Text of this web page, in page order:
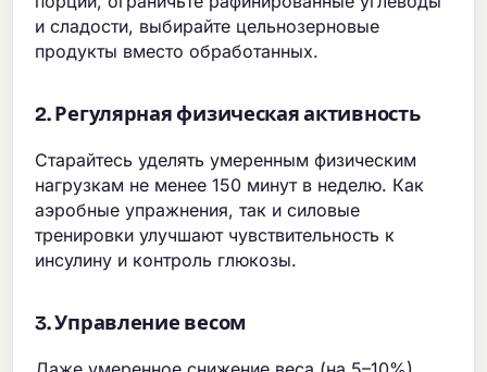
и сладости, выбирайте цельнозерновые
продукты вместо обработанных.
2. Регулярная физическая активность
Старайтесь уделять умеренным физическим
нагрузкам не менее 150 минут в неделю. Как
аэробные упражнения, так и силовые
тренировки улучшают чувствительность к
инсулину и контроль глюкозы.
3. Управление весом